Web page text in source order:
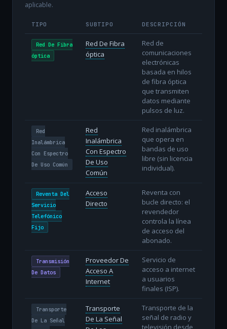
aplicable.
TIPO SUBTIPO DESCRIPCIÓN
Red De Fibra
óptica
Red De Fibra
óptica
Red de
comunicaciones
electrónicas
basada en hilos
de fibra óptica
que transmiten
datos mediante
pulsos de luz.
Red
Inalámbrica
Con Espectro
De Uso Común
Red
Inalámbrica
Con Espectro
De Uso
Común
Red inalámbrica
que opera en
bandas de uso
libre (sin licencia
individual).
Reventa Del
Servicio
Telefónico
Fijo
Acceso
Directo
Reventa con
bucle directo: el
revendedor
controla la línea
de acceso del
abonado.
Transmisión
De Datos
Proveedor De
Acceso A
Internet
Servicio de
acceso a internet
a usuarios
finales (ISP).
Transporte
De La Señal
Transporte
De La Señal
Transporte de la
señal de radio y
televisión desde